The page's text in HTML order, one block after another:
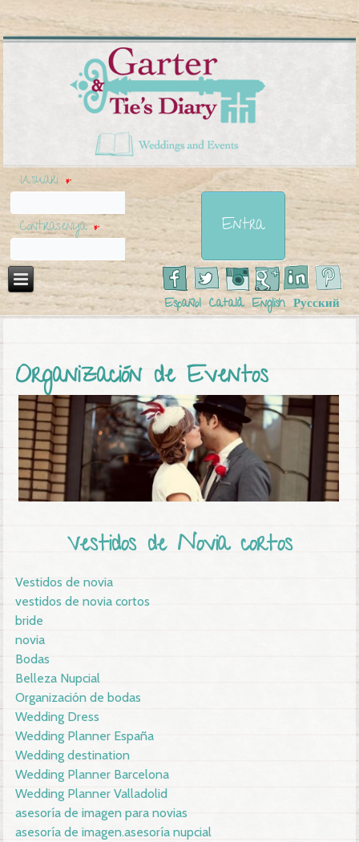
Usuari *
Contrasenya *
Español Català English Русский
Organización de Eventos
Vestidos de Novia cortos
Vestidos de novia
vestidos de novia cortos
bride
novia
Bodas
Belleza Nupcial
Organización de bodas
Wedding Dress
Wedding Planner España
Wedding destination
Wedding Planner Barcelona
Wedding Planner Valladolid
asesoría de imagen para novias
asesoría de imagen.asesoría nupcial